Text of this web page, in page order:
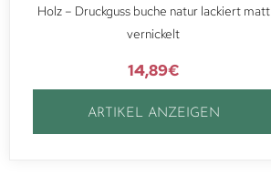
Holz – Druckguss buche natur lackiert matt
vernickelt
14,89€
ARTIKEL ANZEIGEN